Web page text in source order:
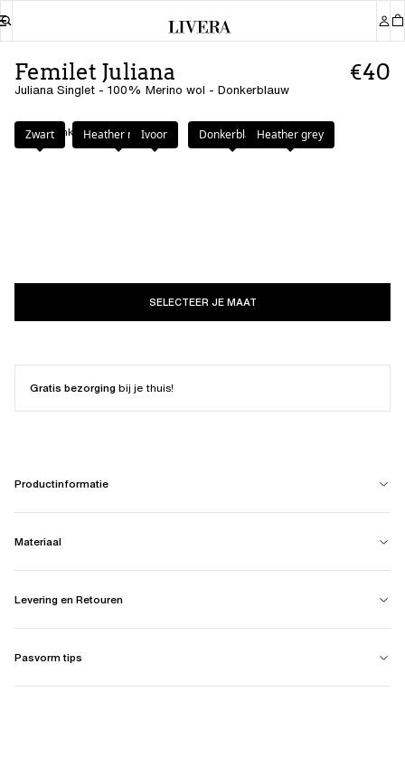
Femilet Juliana
Juliana Singlet - 100% Merino wol - Donkerblauw
€40
Kleur: Donkerblauw
Zwart Heather nudeIvoor DonkerblauwHeather grey
SELECTEER JE MAAT
Gratis bezorgingbij je thuis!
Productinformatie
Materiaal
Levering en Retouren
Pasvorm tips